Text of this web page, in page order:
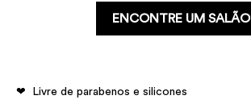
ENCONTRE UM SALÃO
Livre de parabenos e silicones